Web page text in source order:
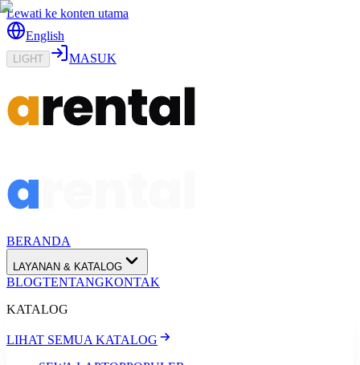
Lewati ke konten utama
English
LIGHT MASUK
BERANDA
LAYANAN & KATALOG
BLOGTENTANGKONTAK
KATALOG
LIHAT SEMUA KATALOG